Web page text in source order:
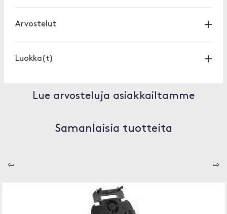
Arvostelut
Luokka(t)
Lue arvosteluja asiakkailtamme
Samanlaisia tuotteita
⇦ ⇨